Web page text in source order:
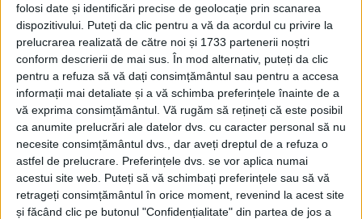
folosi date și identificări precise de geolocație prin scanarea
dispozitivului. Puteți da clic pentru a vă da acordul cu privire la
prelucrarea realizată de către noi și 1733 partenerii noștri
conform descrierii de mai sus. În mod alternativ, puteți da clic
pentru a refuza să vă dați consimțământul sau pentru a accesa
informații mai detaliate și a vă schimba preferințele înainte de a
vă exprima consimțământul. Vă rugăm să rețineți că este posibil
ca anumite prelucrări ale datelor dvs. cu caracter personal să nu
necesite consimțământul dvs., dar aveți dreptul de a refuza o
astfel de prelucrare. Preferințele dvs. se vor aplica numai
acestui site web. Puteți să vă schimbați preferințele sau să vă
retrageți consimțământul în orice moment, revenind la acest site
și făcând clic pe butonul "Confidențialitate" din partea de jos a
Ion Lungu și cu viceprimarul Lucian Harșovschi. Ion
Lungu s-a întîlnit, astăzi, cu Marius Cozmiuc.
Domiciliul sportivului se află pe strada Căpitan
Grigore Andrei din Burdujeni Sat. La întîlnire a
participat și soția vicecampionului, Ionela, campioană
mondială la dublu vîsle în anii 2017 și 2018. La Tokyo,
în aceeași probă, Ionela și o altă sportiva suceveană,
Gianina Beleagă, s-au clasat pe locul VI. Primarul
Lungu a menționat că în anul 2017 a avut onoarea de
a oficia cununia civilă dintre Marius și Ionela.